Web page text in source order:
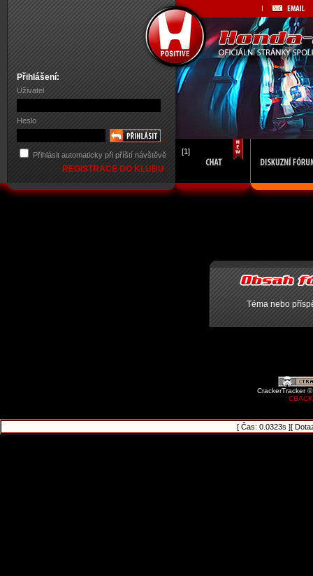
Přihlášení:
Uživatel
Heslo
Přihlásit automaticky při příští návštěvě
REGISTRACE DO KLUBU
[1]
Téma nebo
CrackerTracker
[ Čas: 0.0323s ][